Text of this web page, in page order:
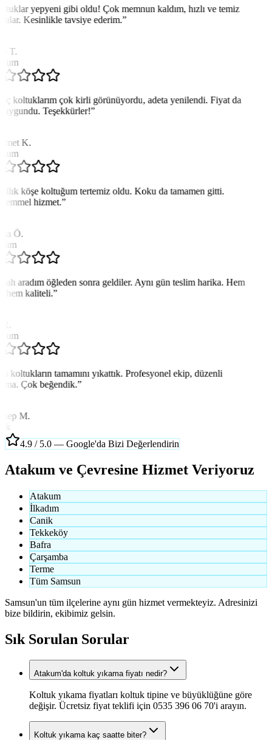
yepyeni gibi oldu! Çok memnun kaldım, hızlı ve temiz
Kesinlikle tavsiye ederim.”
T.
koltuklarım çok kirli görünüyordu, adeta yenilendi. Fiyat da
Teşekkürler!”
K.
köşe koltuğum tertemiz oldu. Koku da tamamen gitti.
hizmet.”
Ö.
aradım öğleden sonra geldiler. Aynı gün teslim harika. Hem
hem kaliteli.”
koltukların tamamını yıkattık. Profesyonel ekip, düzenli
Çok beğendik.”
M.
4.9 / 5.0 — Google'da Bizi Değerlendirin
Atakum ve Çevresine Hizmet Veriyoruz
Atakum
İlkadım
Canik
Tekkeköy
Bafra
Çarşamba
Terme
Tüm Samsun
Samsun'un tüm ilçelerine aynı gün hizmet vermekteyiz. Adresinizi
bize bildirin, ekibimiz gelsin.
Sık Sorulan Sorular
Atakum'da koltuk yıkama fiyatı nedir?
Koltuk yıkama fiyatları koltuk tipine ve büyüklüğüne göre
değişir. Ücretsiz fiyat teklifi için 0535 396 06 70'i arayın.
Koltuk yıkama kaç saatte biter?